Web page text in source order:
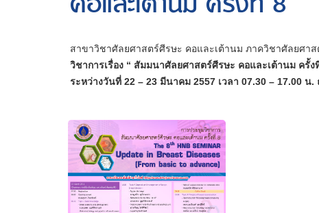
สาขาวิชาศัลยศาสตร์ศีรษะ คอและเต้านม ภาควิชาศัลยศ
วิชาการเรื่อง “ สัมมนาศัลยศาสตร์ศีรษะ คอและเต้านม ค
ระหว่างวันที่ 22 – 23 มีนาคม 2557 เวลา 07.30 – 17.00